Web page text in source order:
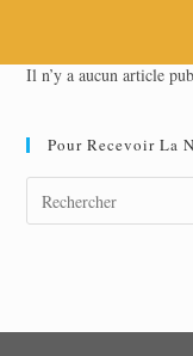
Il n’y a aucun article
Pour Recevoir La